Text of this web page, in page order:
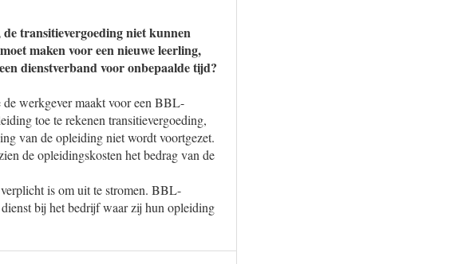
transitievergoeding niet kunnen
maken voor een nieuwe leerling,
dienstverband voor onbepaalde tijd?
werkgever maakt voor een BBL-
toe te rekenen transitievergoeding,
van de opleiding niet wordt voortgezet.
de opleidingskosten het bedrag van de
is om uit te stromen. BBL-
bij het bedrijf waar zij hun opleiding